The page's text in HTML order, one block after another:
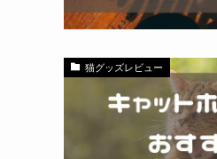
猫グッズレビュー